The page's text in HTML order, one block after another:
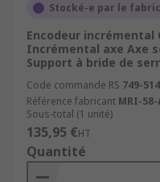
Stocké-e par le
Encodeur incrémental
Incrémental axe Axe
Support à bride de
Code commande RS 749-514
Référence fabricant MRI-58-
Sous-total (1 unité)
135,95 €HT
Quantité